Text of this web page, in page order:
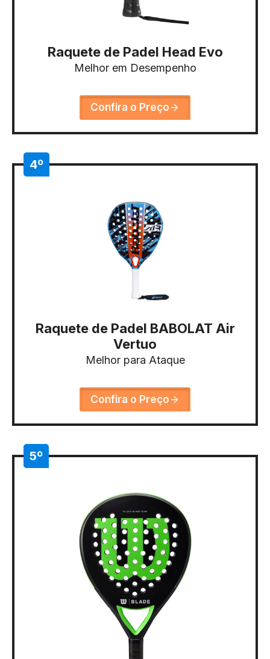
Raquete de Padel Head Evo
Melhor em Desempenho
Confira o Preço
4º
Raquete de Padel BABOLAT Air
Vertuo
Melhor para Ataque
Confira o Preço
5º